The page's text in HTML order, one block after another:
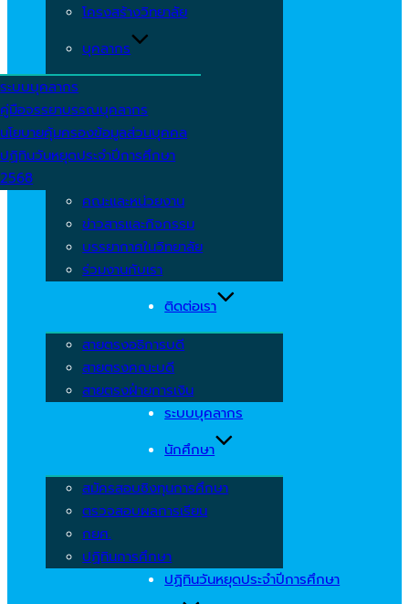
โครงสร้างวิทยาลัย
บุคลากร
ระบบบุคลากร
คู่มือจรรยาบรรณบุคลากร
นโยบายคุ้มครองข้อมูลส่วนบุคคล
ปฏิทินวันหยุดประจำปีการศึกษา
2568
คณะและหน่วยงาน
ข่าวสารและกิจกรรม
บรรยากาศในวิทยาลัย
ร่วมงานกับเรา
ติดต่อเรา
สายตรงอธิการบดี
สายตรงคณะบดี
สายตรงฝ่ายการเงิน
ระบบบุคลากร
นักศึกษา
สมัครสอบชิงทุนการศึกษา
ตรวจสอบผลการเรียน
กยศ.
ปฏิทินการศึกษา
ปฏิทินวันหยุดประจำปีการศึกษา